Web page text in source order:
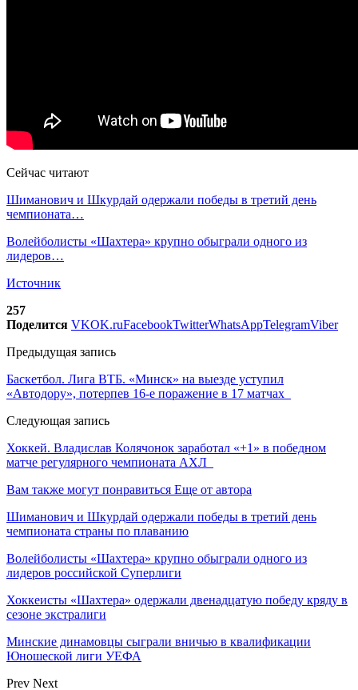
Сейчас читают
Шиманович и Шкурдай одержали победы в третий день
чемпионата…
Волейболисты «Шахтера» крупно обыграли одного из
лидеров…
Источник
257
Поделится VKOK.ruFacebookTwitterWhatsAppTelegramViber
Предыдущая запись
Баскетбол. Лига ВТБ. «Минск» на выезде уступил
«Автодору», потерпев 16-е поражение в 17 матчах
Следующая запись
Хоккей. Владислав Колячонок заработал «+1» в победном
матче регулярного чемпионата АХЛ
Вам также могут понравиться Еще от автора
Шиманович и Шкурдай одержали победы в третий день
чемпионата страны по плаванию
Волейболисты «Шахтера» крупно обыграли одного из
лидеров российской Суперлиги
Хоккеисты «Шахтера» одержали двенадцатую победу кряду в
сезоне экстралиги
Минские динамовцы сыграли вничью в квалификации
Юношеской лиги УЕФА
Prev Next